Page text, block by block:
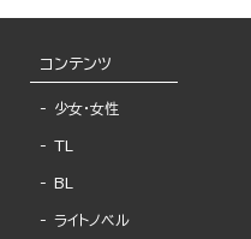
コンテンツ
少女・女性
TL
BL
ライトノベル